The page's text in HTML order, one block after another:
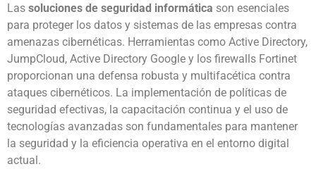
Las soluciones de seguridad informática son esenciales
para proteger los datos y sistemas de las empresas contra
amenazas cibernéticas. Herramientas como Active Directory,
JumpCloud, Active Directory Google y los firewalls Fortinet
proporcionan una defensa robusta y multifacética contra
ataques cibernéticos. La implementación de políticas de
seguridad efectivas, la capacitación continua y el uso de
tecnologías avanzadas son fundamentales para mantener
la seguridad y la eficiencia operativa en el entorno digital
actual.